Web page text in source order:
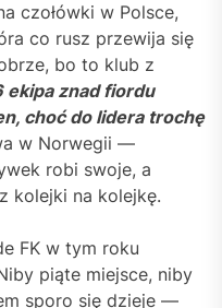
czołówki w Polsce,
co rusz przewija się
bo to klub z
ekipa znad fiordu
choć do lidera trochę
w Norwegii —
robi swoje, a
kolejki na kolejkę.
FK w tym roku
piąte miejsce, niby
sporo się dzieje —